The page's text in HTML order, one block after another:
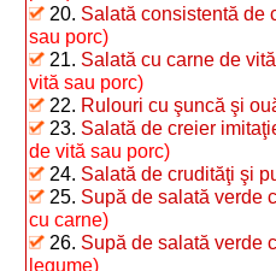
20. Salată consistentă de
sau porc)
21. Salată cu carne de
vită sau porc)
22. Rulouri cu şuncă şi
23. Salată de creier
de vită sau porc)
24. Salată de crudităţi şi
25. Supă de salată verde
cu carne)
26. Supă de salată verde
legume)